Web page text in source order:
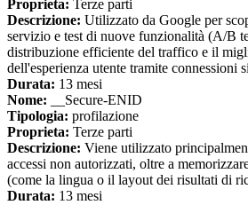
Proprieta: Terze parti
Descrizione: Utilizzato da Google per
servizio e test di nuove funzionalità (A/B
distribuzione efficiente del traffico e il
dell'esperienza utente tramite connessioni
Durata: 13 mesi
Nome: __Secure-ENID
Tipologia: profilazione
Proprieta: Terze parti
Descrizione: Viene utilizzato
accessi non autorizzati, oltre a
(come la lingua o il layout dei risultati di
Durata: 13 mesi